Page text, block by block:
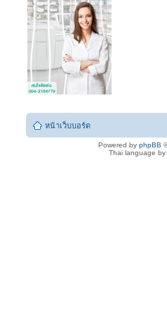
หน้าเว็บบอร์ด
Powered by phpBB
Thai language by